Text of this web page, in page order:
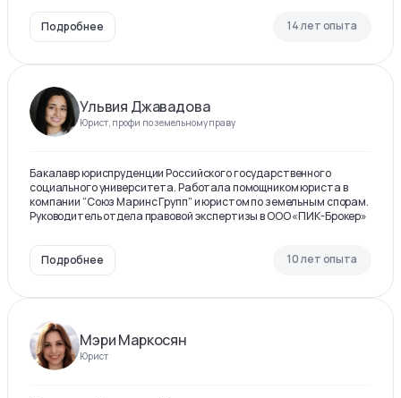
Подробнее 14 лет опыта
Ульвия Джавадова
Юрист, профи по земельному праву
Бакалавр юриспруденции Российского государственного
социального университета. Работала помощником юриста в
компании “Союз Маринс Групп” и юристом по земельным спорам.
Руководитель отдела правовой экспертизы в ООО «ПИК-Брокер»
Подробнее 10 лет опыта
Мэри Маркосян
Юрист